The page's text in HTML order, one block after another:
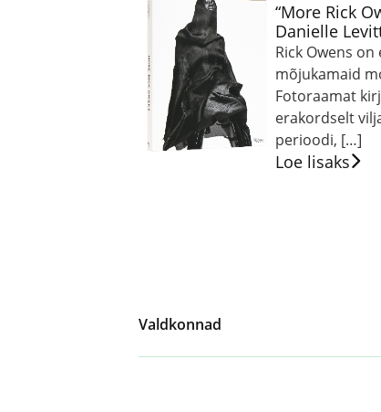
“More Rick
Danielle
Rick Owens
mõjukamaid
Fotoraamat
erakordselt
perioodi, […]
Loe lisaks
Valdkonnad